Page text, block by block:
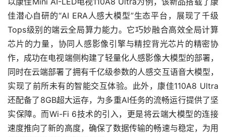
佳潜心自研的“AI ERA人感大模型”生态平台，展现了千级
Tops级别的端云全局算力能力。它巧妙融合高效全局计算
芯片的力量，协同人感影像引擎与精控背光芯片的精密协
作，成功在电视端侧构建了轻量化人感影像大模型的部署，
同时在云端部署了拥有千亿级参数的人感交互语音大模型，
实现了前所未有的智能交互体验。此外，康佳110A8 Ultra
还配备了8GB超大运存，为多重AI任务的流畅运行提供了坚
实保障。而Wi-Fi 6技术的引入，更是将云端大模型的连接
速度推向了新的高度，确保了数据传输的畅速与稳定，为用